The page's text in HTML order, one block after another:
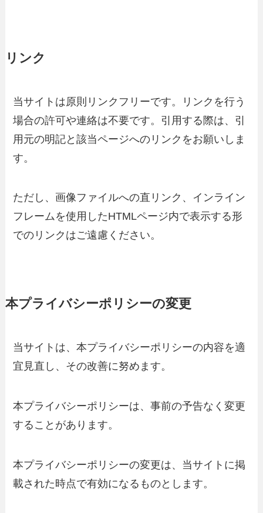
リンク
当サイトは原則リンクフリーです。リンクを行う
場合の許可や連絡は不要です。引用する際は、引
用元の明記と該当ページへのリンクをお願いしま
す。
ただし、画像ファイルへの直リンク、インライン
フレームを使用したHTMLページ内で表示する形
でのリンクはご遠慮ください。
本プライバシーポリシーの変更
当サイトは、本プライバシーポリシーの内容を適
宜見直し、その改善に努めます。
本プライバシーポリシーは、事前の予告なく変更
することがあります。
本プライバシーポリシーの変更は、当サイトに掲
載された時点で有効になるものとします。